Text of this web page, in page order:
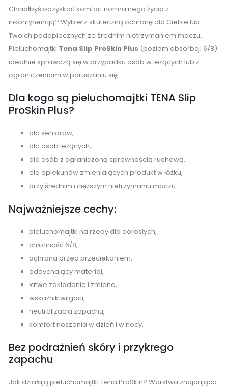
Chciałbyś odzyskać komfort normalnego życia z
inkontynencją? Wybierz skuteczną ochronę dla Ciebie lub
Twoich podopiecznych ze średnim nietrzymaniem moczu.
Pieluchomajtki Tena Slip ProSkin Plus (poziom absorbcji 6/8)
idealnie sprawdzą się w przypadku osób w leżących lub z
ograniczeniami w poruszaniu się.
Dla kogo są pieluchomajtki TENA Slip
ProSkin Plus?
dla seniorów,
dla osób leżących,
dla osób z ograniczoną sprawnością ruchową,
dla opiekunów zmieniających produkt w łóżku,
przy średnim i cięższym nietrzymaniu moczu.
Najważniejsze cechy:
pieluchomajtki na rzepy dla dorosłych,
chłonność 6/8,
ochrona przed przeciekaniem,
oddychający materiał,
łatwe zakładanie i zmiana,
wskaźnik wilgoci,
neutralizacja zapachu,
komfort noszenia w dzień i w nocy.
Bez podrażnień skóry i przykrego
zapachu
Jak działają pieluchomajtki Tena ProSkin? Warstwa znajdująca